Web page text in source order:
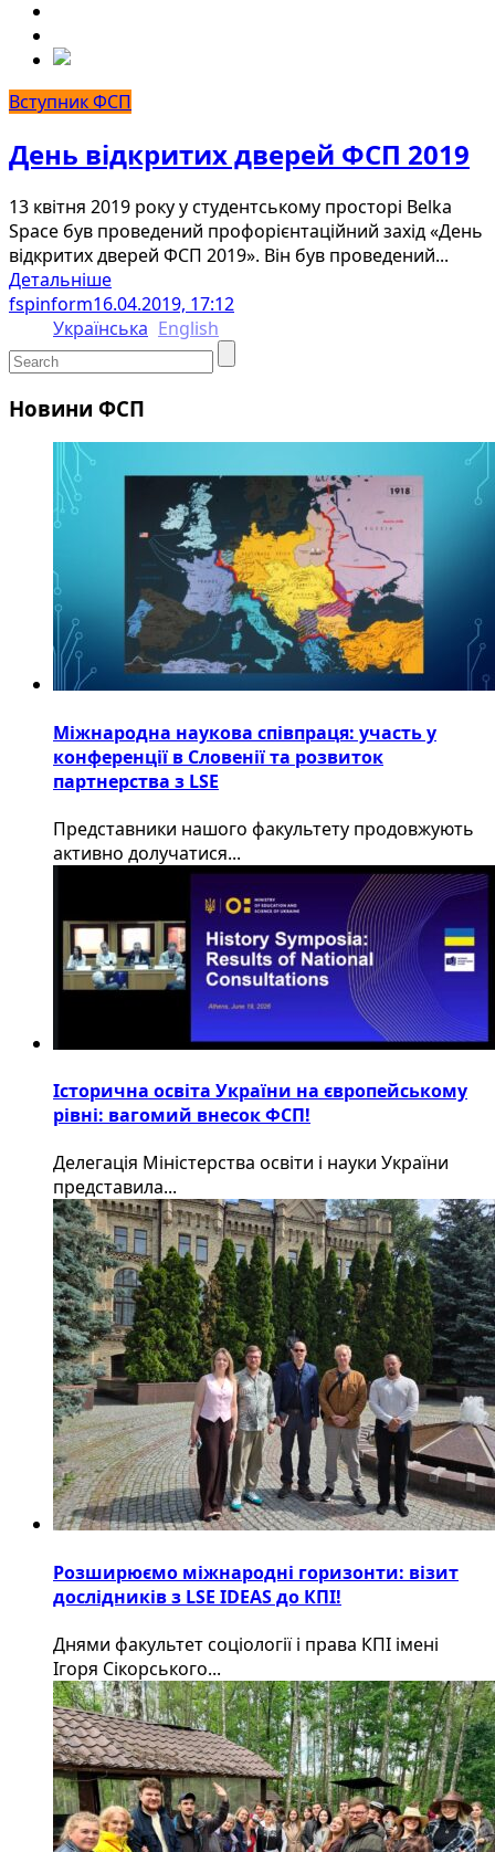
Вступник ФСП
День відкритих дверей ФСП 2019
13 квітня 2019 року у студентському просторі Belka
Space був проведений профорієнтаційний захід «День
відкритих дверей ФСП 2019». Він був проведений...
Детальніше
fspinform16.04.2019, 17:12
Українська English
Новини ФСП
Міжнародна наукова співпраця: участь у
конференції в Словенії та розвиток
партнерства з LSE
​Представники нашого факультету продовжують
активно долучатися...
Історична освіта України на європейському
рівні: вагомий внесок ФСП!
Делегація Міністерства освіти і науки України
представила...
Розширюємо міжнародні горизонти: візит
дослідників з LSE IDEAS до КПІ!
Днями факультет соціології і права КПІ імені
Ігоря Сікорського...